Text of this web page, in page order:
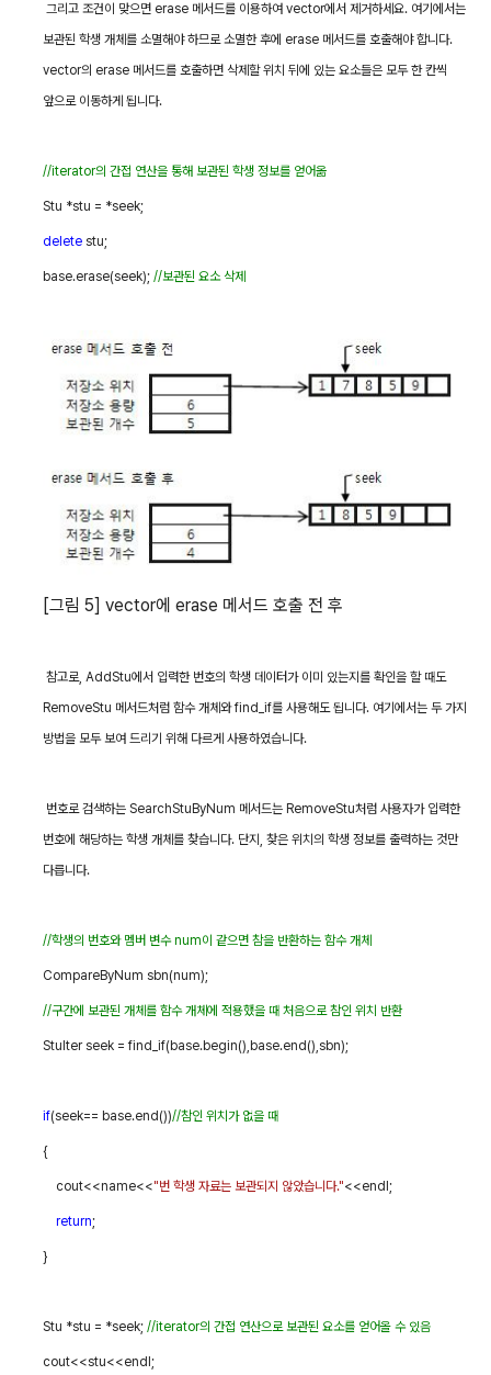
그리고 조건이 맞으면 erase 메서드를 이용하여 vector에서 제거하세요. 여기에서는
보관된 학생 개체를 소멸해야 하므로 소멸한 후에 erase 메서드를 호출해야 합니다.
vector의 erase 메서드를 호출하면 삭제할 위치 뒤에 있는 요소들은 모두 한 칸씩
앞으로 이동하게 됩니다.
//iterator의 간접 연산을 통해 보관된 학생 정보를 얻어옮
Stu *stu = *seek;
delete stu;
base.erase(seek); //보관된 요소 삭제
[그림 5] vector에 erase 메서드 호출 전 후
참고로 , AddStu에서 입력한 번호의 학생 데이터가 이미 있는지를 확인을 할 때도
RemoveStu 메서드처럼 함수 개체와find_if를 사용해도 됩니다. 여기에서는 두 가지
방법을 모두 보여 드리기 위해 다르게 사용하였습니다.
번호로 검색하는SearchStuByNum 메서드는 RemoveStu처럼 사용자가 입력한
번호에 해당하는 학생 개체를 찾습니다. 단지 찾은 위치의 학생 정보를 출력하는 것만
다릅니다.
//학생의 번호와 멤버 변수num이 같으면 참을 반환하는 함수 개체
CompareByNum sbn(num);
//구간에 보관된 개체를 함수 개체에 적용했을 때 처음으로 참인 위치 반환
StuIter seek = find_if(base.begin(),base.end(),sbn);
if(seek== base.end())//참인 위치가 없을 때
{
cout<<name<<"번 학생 자료는 보관되지 않았습니다."<<endl;
return;
}
Stu *stu = *seek; //iterator의 간접 연산으로 보관된 요소를 얻어올 수 있음
cout<<stu<<endl;